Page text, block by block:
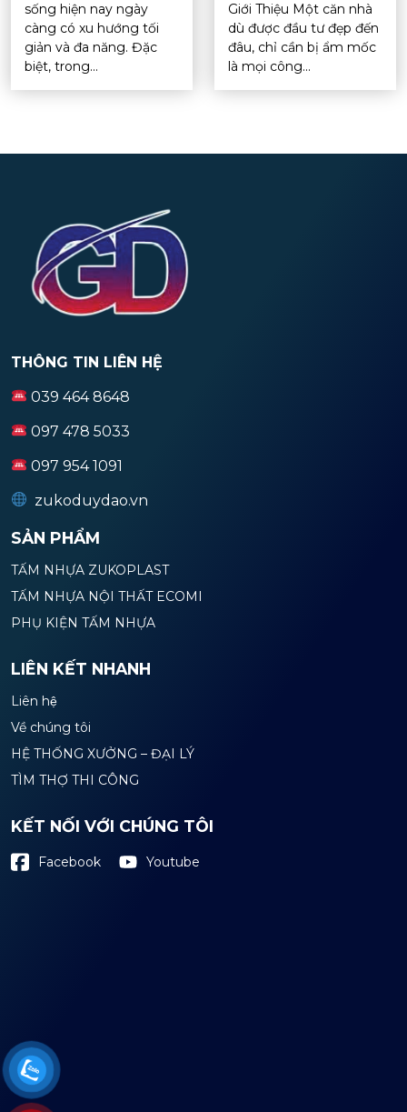
sống hiện nay ngày
càng có xu hướng tối
giản và đa năng. Đặc
biệt, trong...
Giới Thiệu Một căn nhà
dù được đầu tư đẹp đến
đâu, chỉ cần bị ẩm mốc
là mọi công...
THÔNG TIN LIÊN HỆ
039 464 8648
097 478 5033
097 954 1091
zukoduydao.vn
SẢN PHẨM
TẤM NHỰA ZUKOPLAST
TẤM NHỰA NỘI THẤT ECOMI
PHỤ KIỆN TẤM NHỰA
LIÊN KẾT NHANH
Liên hệ
Về chúng tôi
HỆ THỐNG XƯỞNG – ĐẠI LÝ
TÌM THỢ THI CÔNG
KẾT NỐI VỚI CHÚNG TÔI
Facebook Youtube